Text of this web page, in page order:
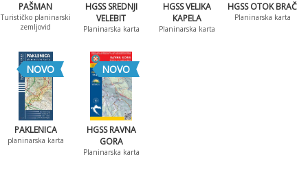
PAŠMAN
Turističko planinarski
zemljovid
HGSS SREDNJI
VELEBIT
Planinarska karta
HGSS VELIKA
KAPELA
Planinarska karta
HGSS OTOK BRAČ
Planinarska karta
NOVO
PAKLENICA
planinarska karta
NOVO
HGSS RAVNA
GORA
Planinarska karta